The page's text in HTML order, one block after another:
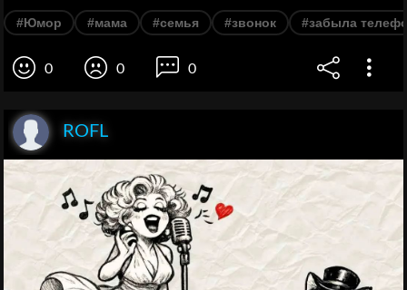
#Юмор #мама #семья #звонок #забыла
0 0 0
ROFL